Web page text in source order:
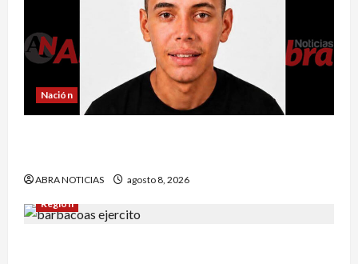
Nación
ABRA NOTICIAS
agosto 8, 2026
Región